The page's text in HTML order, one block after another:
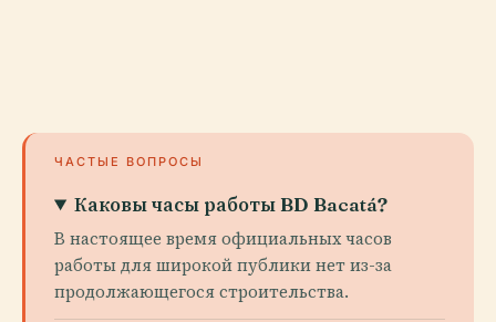
ЧАСТЫЕ ВОПРОСЫ
Каковы часы работы BD Bacatá?
В настоящее время официальных часов
работы для широкой публики нет из-за
продолжающегося строительства.